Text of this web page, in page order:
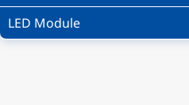
LED Module